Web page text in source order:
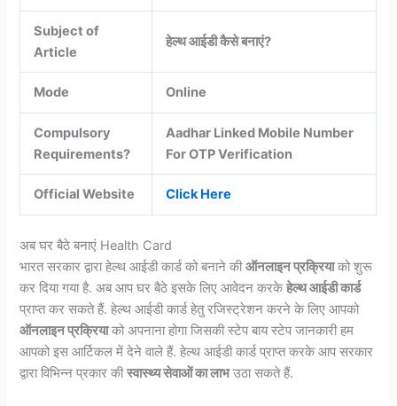
Subject of
Article
हेल्थ आईडी कैसे बनाएं?
Mode Online
Compulsory
Requirements?
Aadhar Linked Mobile Number
For OTP Verification
Official Website Click Here
अब घर बैठे बनाएं Health Card
भारत सरकार द्वारा हेल्थ आईडी कार्ड को बनाने कीऑनलाइन प्रक्रियाको शुरू
कर दिया गया है. अब आप घर बैठे इसके लिए आवेदन करकेहेल्थ आईडी कार्ड
प्राप्त कर सकते हैं. हेल्थ आईडी कार्ड हेतु रजिस्ट्रेशन करने के लिए आपको
ऑनलाइन प्रक्रियाको अपनाना होगा जिसकी स्टेप बाय स्टेप जानकारी हम
आपको इस आर्टिकल में देने वाले हैं. हेल्थ आईडी कार्ड प्राप्त करके आप सरकार
द्वारा विभिन्न प्रकार कीस्वास्थ्य सेवाओं का लाभउठा सकते हैं.